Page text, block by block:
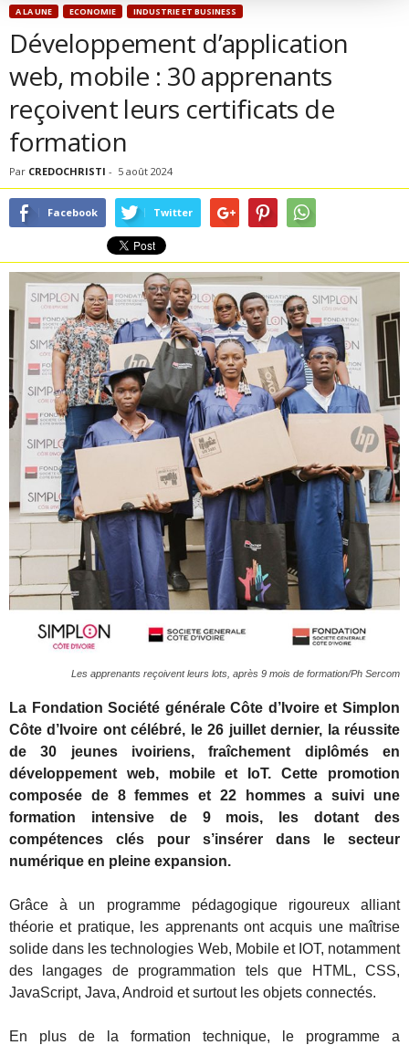
A LA UNE ECONOMIE INDUSTRIE ET BUSINESS
Développement d’application
web, mobile : 30 apprenants
reçoivent leurs certificats de
formation
Par CREDOCHRISTI - 5 août 2024
Facebook Twitter
Les apprenants reçoivent leurs lots, après 9 mois de formation/Ph Sercom
La Fondation Société générale Côte d’Ivoire et Simplon
Côte d’Ivoire ont célébré, le 26 juillet dernier, la réussite
de 30 jeunes ivoiriens, fraîchement diplômés en
développement web, mobile et IoT. Cette promotion
composée de 8 femmes et 22 hommes a suivi une
formation intensive de 9 mois, les dotant des
compétences clés pour s’insérer dans le secteur
numérique en pleine expansion.
Grâce à un programme pédagogique rigoureux alliant
théorie et pratique, les apprenants ont acquis une maîtrise
solide dans les technologies Web, Mobile et IOT, notamment
des langages de programmation tels que HTML, CSS,
JavaScript, Java, Android et surtout les objets connectés.
En plus de la formation technique, le programme a